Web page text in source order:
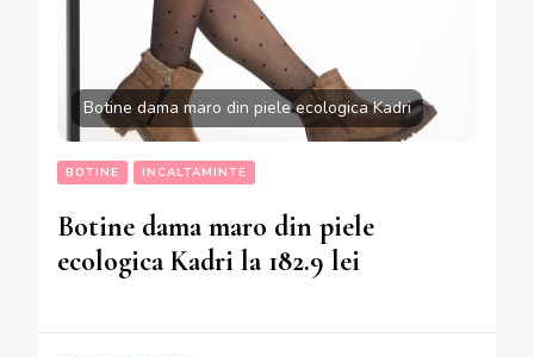
Botine dama maro din piele ecologica Kadri
BOTINE INCALTAMINTE
Botine dama maro din piele
ecologica Kadri la 182.9 lei